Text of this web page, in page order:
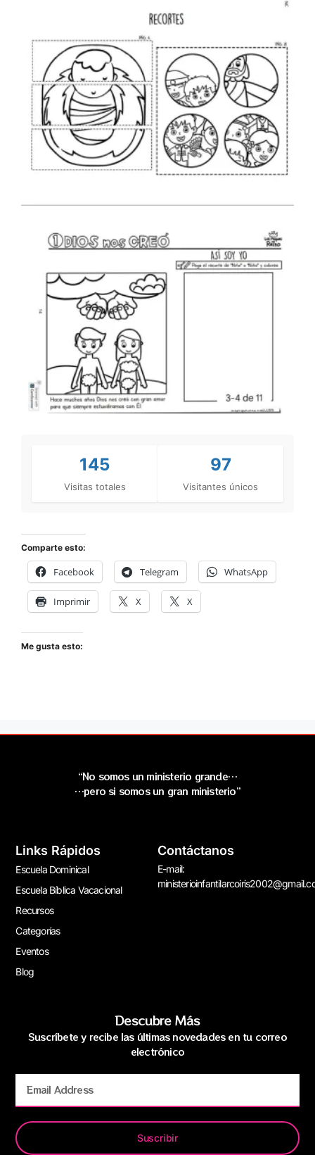
145
Visitas totales
97
Visitantes únicos
Comparte esto:
Facebook Telegram WhatsApp
Imprimir X X
Me gusta esto:
“No somos un ministerio grande…
…pero si somos un gran ministerio”
Links Rápidos
Escuela Dominical
Escuela Bíblica Vacacional
Recursos
Categorías
Eventos
Blog
Contáctanos
E-mail:
Descubre Más
Suscríbete y recibe las últimas novedades en tu correo
electrónico
Suscribir